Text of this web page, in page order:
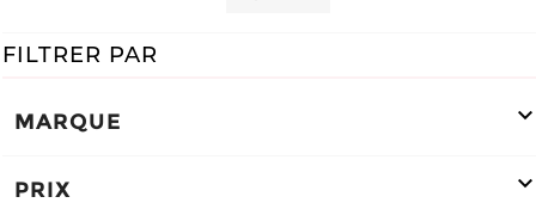
FILTRER PAR
MARQUE
PRIX